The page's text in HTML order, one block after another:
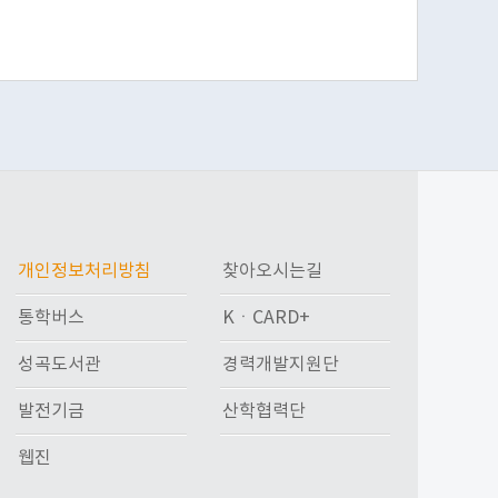
개인정보처리방침 찾아오시는길
통학버스 KㆍCARD+
성곡도서관 경력개발지원단
발전기금 산학협력단
웹진